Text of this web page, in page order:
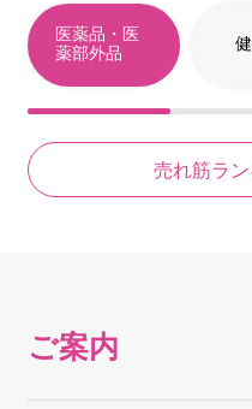
医薬品・医
薬部外品
売れ筋ラ
ご案内